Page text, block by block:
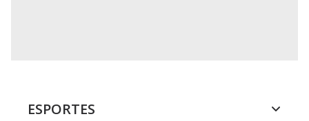
ESPORTES